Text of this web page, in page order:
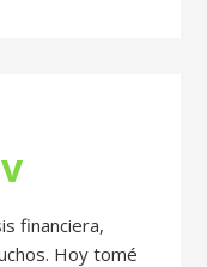
financiera,
Hoy tomé